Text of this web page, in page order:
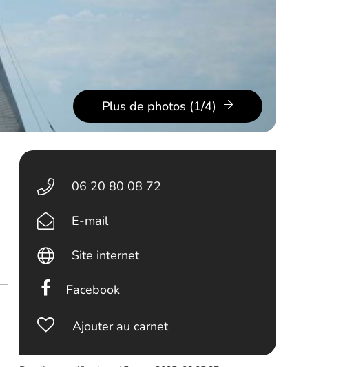
Plus de photos (1/4)
06 20 80 08 72
E-mail
Site internet
Facebook
Ajouter au carnet